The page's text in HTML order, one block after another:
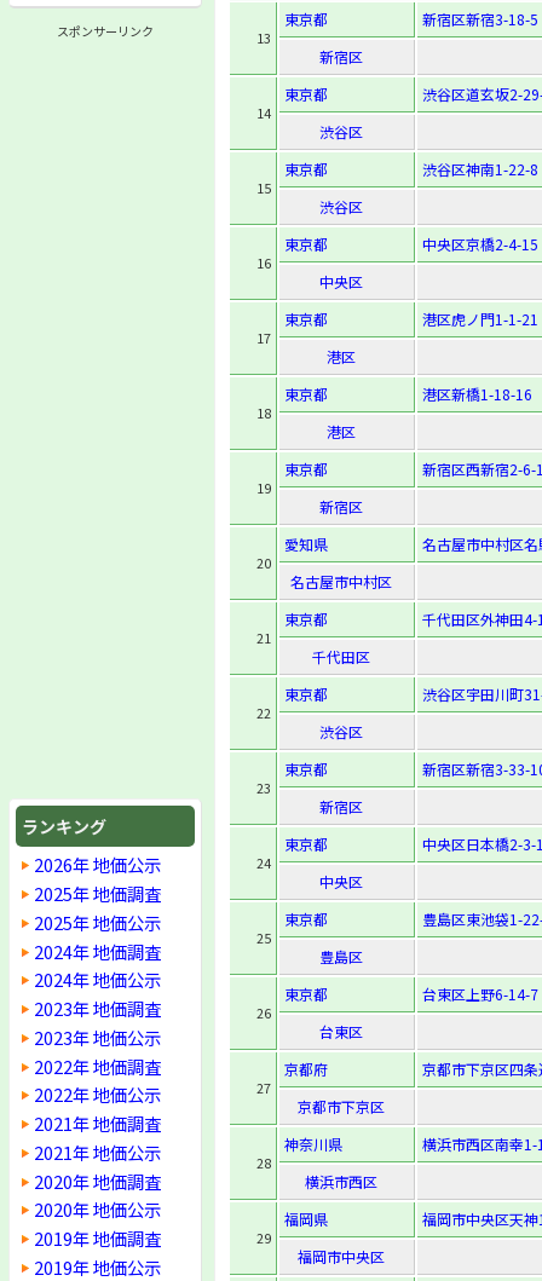
スポンサーリンク
ランキング
2026年 地価公示
2025年 地価調査
2025年 地価公示
2024年 地価調査
2024年 地価公示
2023年 地価調査
2023年 地価公示
2022年 地価調査
2022年 地価公示
2021年 地価調査
2021年 地価公示
2020年 地価調査
2020年 地価公示
2019年 地価調査
2019年 地価公示
13
東京都
新宿区新宿3-18-5
新宿区
14
東京都
渋谷区道玄坂2-
渋谷区
15
東京都
渋谷区神南1-22-8
渋谷区
16
東京都
中央区京橋2-4-15
中央区
17
東京都
港区虎ノ門1-1-21
港区
18
東京都
港区新橋1-18-16
港区
19
東京都
新宿区西新宿2-6-
新宿区
20
愛知県
名古屋市中村区
名古屋市中村区
21
東京都
千代田区外神田4-
千代田区
22
東京都
渋谷区宇田川町
渋谷区
23
東京都
新宿区新宿3-33-
新宿区
24
東京都
中央区日本橋2-3-
中央区
25
東京都
豊島区東池袋1-
豊島区
26
東京都
台東区上野6-14-7
台東区
27
京都府
京都市下京区四
京都市下京区
28
神奈川県
横浜市西区南幸1-
横浜市西区
29
福岡県
福岡市中央区天
福岡市中央区